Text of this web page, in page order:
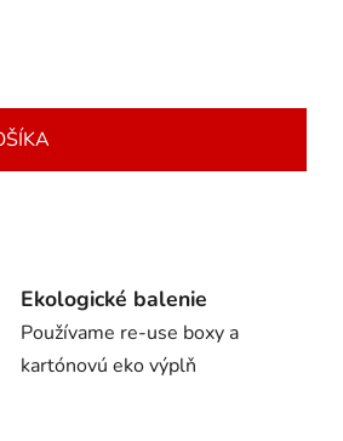
Ekologické balenie
Používame re-use boxy a
kartónovú eko výplň